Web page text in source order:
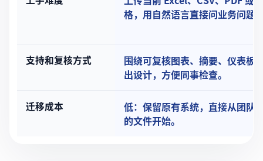
格，用自然语言直接问业务问题
支持和复核方式
围绕可复核图表、摘要、仪表板
出设计，方便同事检查。
迁移成本
低：保留原有系统，直接从团队
的文件开始。